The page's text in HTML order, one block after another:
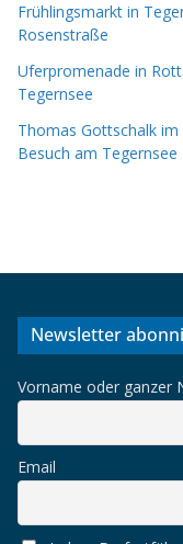
Frühlingsmarkt in
Rosenstraße
Uferpromenade in
Tegernsee
Thomas Gottschalk
Besuch am Tegernsee
Newsletter
Vorname oder ganzer
Email